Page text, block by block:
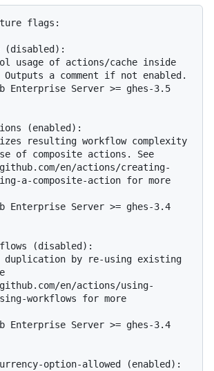
flags:
(disabled):
a comment if not enabled.
(enabled):
of composite actions. See
en/actions/creating-
a-composite-action for more
(disabled):
en/actions/using-
workflows for more
option-allowed (enabled):